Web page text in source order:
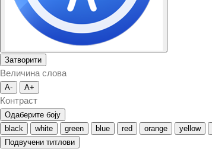
Затворити
Величина слова
A- A+
Контраст
Одаберите боју
black
white green blue red orange yellow
Подвучени титлови